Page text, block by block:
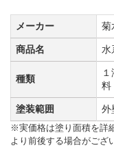
メーカー 菊
商品名 水
種類
料
塗装範囲 外
※実価格は塗り面積を詳
より前後する場合がござ